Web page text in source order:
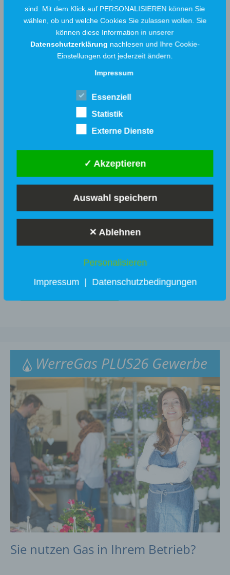
Wir versorgen Sie zuverlässig zu einem fairen
Preis mit unserem WerreGas PLUS26.
Natürlich haben Sie hier auch die Möglichkeit
zur CO2-Kompensation.
PLUS+
Versorger
Vertragslaufzeit: Bis zum 31.12.2026,
danach monatlich kündbar
Auch als klimaschutzfreundliches
Produkt mit Minderungszertifikaten
WerreGas PLUS26 Gewerbe
Sie nutzen Gas in Ihrem Betrieb?
sind. Mit dem Klick auf PERSONALISIEREN können Sie
wählen, ob und welche Cookies Sie zulassen wollen. Sie
können diese Information in unserer
Datenschutzerklärung nachlesen und Ihre Cookie-
Einstellungen dort jederzeit ändern.
Impressum
Essenziell
Statistik
Externe Dienste
✓ Akzeptieren
Auswahl speichern
✕ Ablehnen
Personalisieren
Impressum
Datenschutzbedingungen